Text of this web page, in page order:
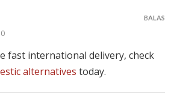
fast international delivery, check
alternatives today.
BALAS